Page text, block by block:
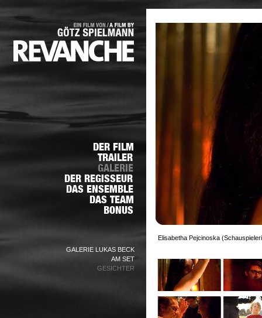
GALERIE LUKAS BECK
AM SET
GESICHTER
Elisabetha Pejcinoska